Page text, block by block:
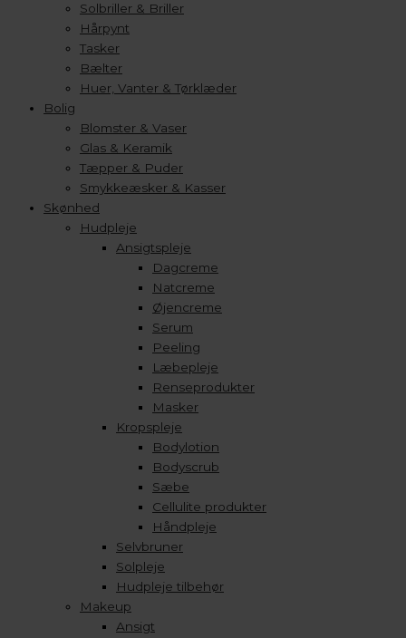
Solbriller & Briller
Hårpynt
Tasker
Bælter
Huer, Vanter & Tørklæder
Bolig
Blomster & Vaser
Glas & Keramik
Tæpper & Puder
Smykkeæsker & Kasser
Skønhed
Hudpleje
Ansigtspleje
Dagcreme
Natcreme
Øjencreme
Serum
Peeling
Læbepleje
Renseprodukter
Masker
Kropspleje
Bodylotion
Bodyscrub
Sæbe
Cellulite produkter
Håndpleje
Selvbruner
Solpleje
Hudpleje tilbehør
Makeup
Ansigt